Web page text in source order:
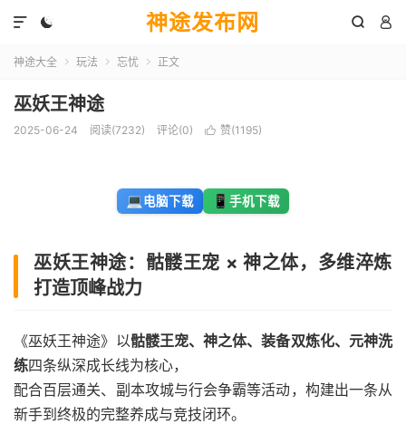
神途发布网
  

神途大全  玩法  忘忧  正文
巫妖王神途
2025-06-24 阅读(7232) 评论(0)  赞(1195)
💻电脑下载 📱 手机下载
巫妖王神途：骷髅王宠 × 神之体，多维淬炼
打造顶峰战力
《巫妖王神途》以骷髅王宠、神之体、装备双炼化、元神洗
练四条纵深成长线为核心，
配合百层通关、副本攻城与行会争霸等活动，构建出一条从
新手到终极的完整养成与竞技闭环。